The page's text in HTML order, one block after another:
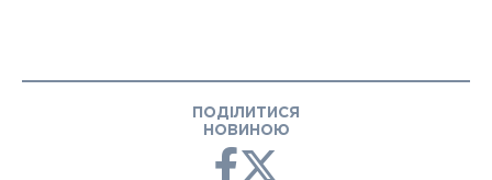
ПОДІЛИТИСЯ
НОВИНОЮ